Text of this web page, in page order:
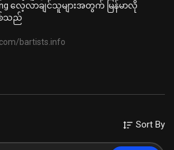
လေ့လာချင်သူများအတွက် မြန်မာလို
သည်
bartists.info
@readyfortomorrowmyanmar
#readyfortomorrow
Sort By